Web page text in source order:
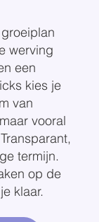
werving
een
kies je
van
vooral
termijn.
op de
klaar.